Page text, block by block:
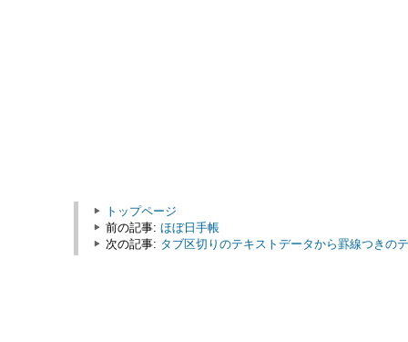
トップページ
前の記事: ほぼ日手帳
次の記事: タブ区切りのテキストデータから罫線つきの